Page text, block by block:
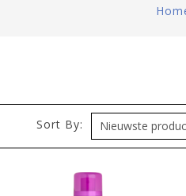
Sort By: